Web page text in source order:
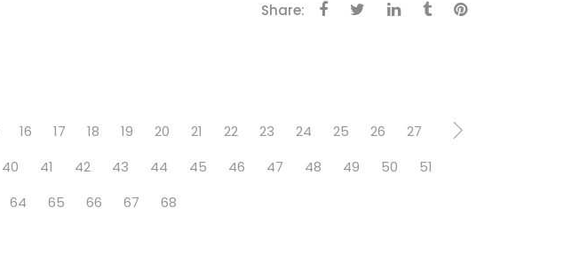
Share:
16 17 18 19 20 21 22 23 24 25 26
27
40 41 42 43 44 45 46 47 48 49 50
51
64 65 66 67 68